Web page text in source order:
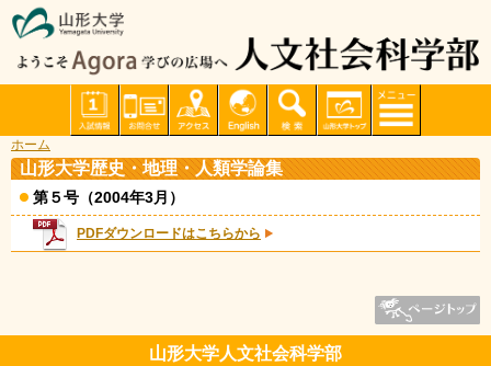
ホーム
山形大学歴史・地理・人類学論集
第５号（2004年3月）
PDFダウンロードはこちらから
山形大学人文社会科学部